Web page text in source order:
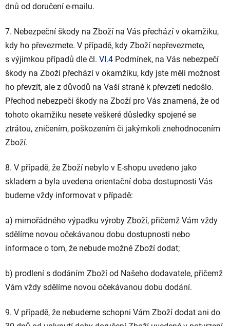
dnů od doručení e-mailu.
7. Nebezpeční škody na Zboží na Vás přechází v okamžiku,
kdy ho převezmete. V případě, kdy Zboží nepřevezmete,
s výjimkou případů dle čl. VI.4 Podmínek, na Vás nebezpečí
škody na Zboží přechází v okamžiku, kdy jste měli možnost
ho převzít, ale z důvodů na Vaší straně k převzetí nedošlo.
Přechod nebezpečí škody na Zboží pro Vás znamená, že od
tohoto okamžiku nesete veškeré důsledky spojené se
ztrátou, zničením, poškozením či jakýmkoli znehodnocením
Zboží.
8. V případě, že Zboží nebylo v E-shopu uvedeno jako
skladem a byla uvedena orientační doba dostupnosti Vás
budeme vždy informovat v případě:
a) mimořádného výpadku výroby Zboží, přičemž Vám vždy
sdělíme novou očekávanou dobu dostupnosti nebo
informace o tom, že nebude možné Zboží dodat;
b) prodlení s dodáním Zboží od Našeho dodavatele, přičemž
Vám vždy sdělíme novou očekávanou dobu dodání.
9. V případě, že nebudeme schopni Vám Zboží dodat ani do